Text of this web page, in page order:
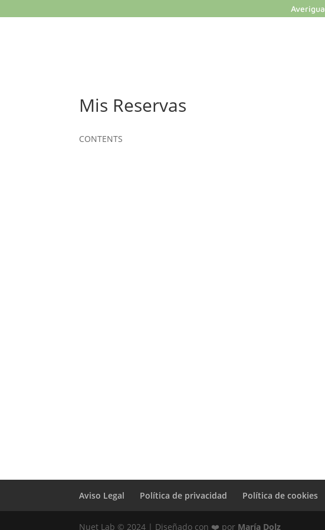
Averigua
Mis Reservas
CONTENTS
Aviso Legal Política de privacidad Política de cookies
Nuet Lab © 2024 | Diseñado con ❤️ por María Dolz